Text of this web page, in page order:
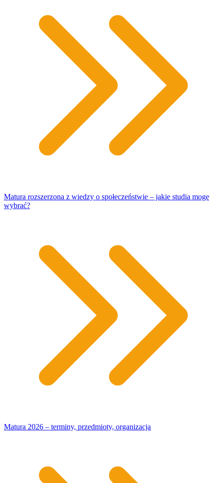
Matura rozszerzona z wiedzy o społeczeństwie – jakie studia mogę
wybrać?
Matura 2026 – terminy, przedmioty, organizacja